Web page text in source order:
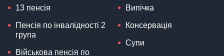
13 пенсія
Пенсія по інвалідності 2
група
Військова пенсія по
Випічка
Консервація
Супи